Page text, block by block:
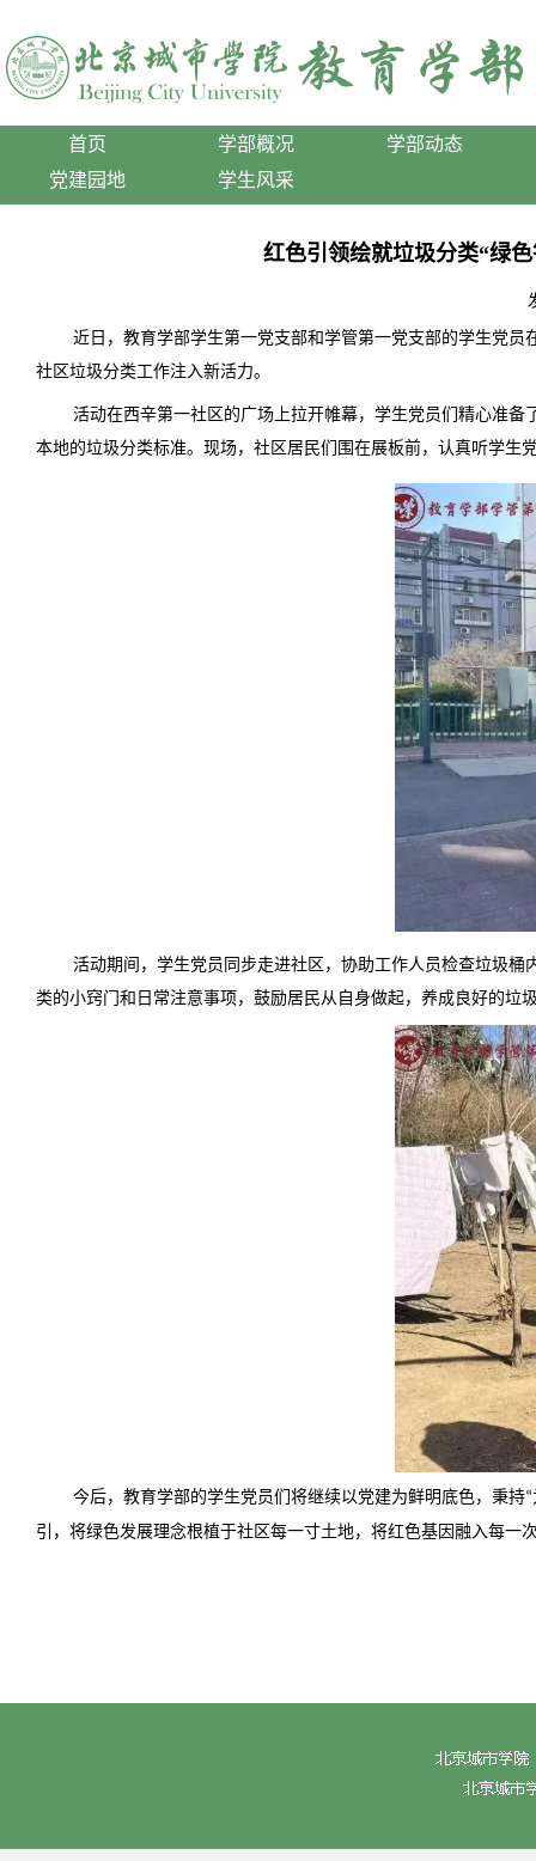
首页 学部概况
学部动态
党建园地
学生风采
红色引领绘就垃圾分类“绿
近日，教育学部学生第一党支部和学管第一党支部的学生党
社区垃圾分类工作注入新活力。
活动在西辛第一社区的广场上拉开帷幕，学生党员们精心准
本地的垃圾分类标准。 现场， 社区居民们围在展板前，认真听学生
活动期间，学生党员同步走进社区，协助工作人员检查垃圾
类的小窍门和日常注意事项，鼓励居民从自身做起，养成良好的垃
今后，教育学部的学生党员们将继续以党建为鲜明底色，秉持“
引，将绿色发展理念根植于社区每一寸土地，将红色基因融入每